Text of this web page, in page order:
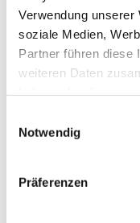
Verwendung
soziale Medien,
Partner führen diese
weiteren Daten
Notwendig
Präferenzen
E-Mail-
Website